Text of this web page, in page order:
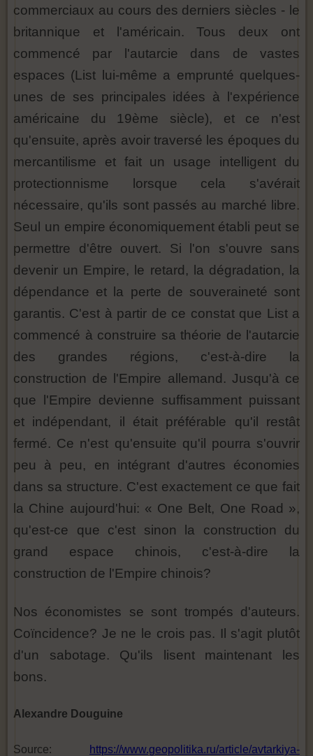
commerciaux au cours des derniers siècles - le
britannique et l'américain. Tous deux ont
commencé par l'autarcie dans de vastes
espaces (List lui-même a emprunté quelques-
unes de ses principales idées à l'expérience
américaine du 19ème siècle), et ce n'est
qu'ensuite, après avoir traversé les époques du
mercantilisme et fait un usage intelligent du
protectionnisme lorsque cela s'avérait
nécessaire, qu'ils sont passés au marché libre.
Seul un empire économiquement établi peut se
permettre d'être ouvert. Si l'on s'ouvre sans
devenir un Empire, le retard, la dégradation, la
dépendance et la perte de souveraineté sont
garantis. C'est à partir de ce constat que List a
commencé à construire sa théorie de l'autarcie
des grandes régions, c'est-à-dire la
construction de l'Empire allemand. Jusqu'à ce
que l'Empire devienne suffisamment puissant
et indépendant, il était préférable qu'il restât
fermé. Ce n'est qu'ensuite qu'il pourra s'ouvrir
peu à peu, en intégrant d'autres économies
dans sa structure. C'est exactement ce que fait
la Chine aujourd'hui: « One Belt, One Road »,
qu'est-ce que c'est sinon la construction du
grand espace chinois, c'est-à-dire la
construction de l'Empire chinois?
Nos économistes se sont trompés d'auteurs.
Coïncidence? Je ne le crois pas. Il s'agit plutôt
d'un sabotage. Qu'ils lisent maintenant les
bons.
Alexandre Douguine
Source:
https://www.geopolitika.ru/article/avtarkiya-